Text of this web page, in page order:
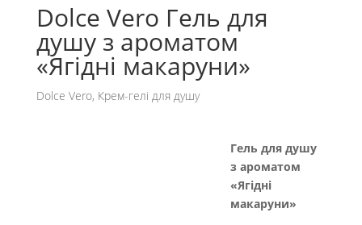
Dolce Vero Гель для
душу з ароматом
«Ягідні макаруни»
Dolce Vero, Крем-гелі для душу
Гель для душу
з ароматом
«Ягідні
макаруни»